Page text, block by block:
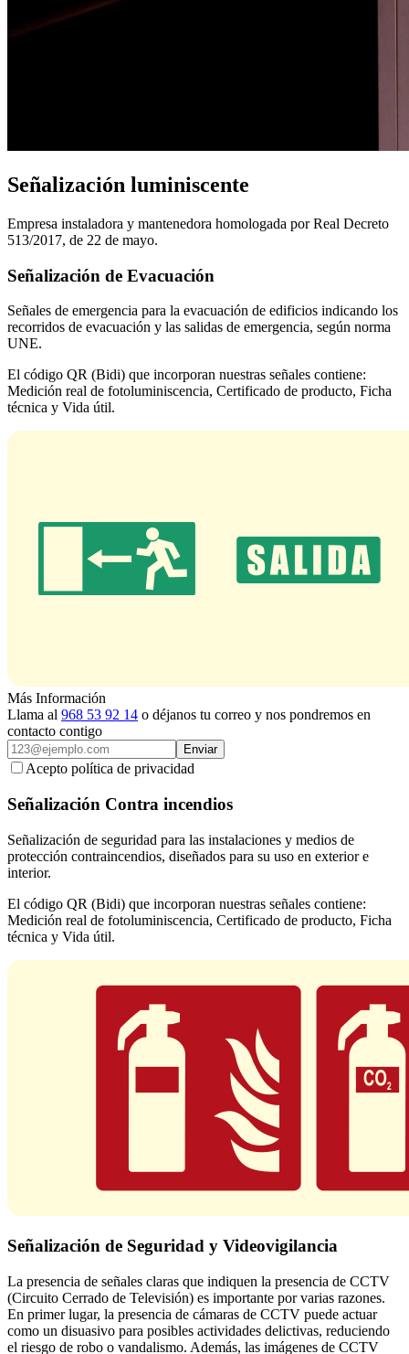
Señalización luminiscente
Empresa instaladora y mantenedora homologada por Real Decreto
513/2017, de 22 de mayo.
Señalización de Evacuación
Señales de emergencia para la evacuación de edificios indicando los
recorridos de evacuación y las salidas de emergencia, según norma
UNE.
El código QR (Bidi) que incorporan nuestras señales contiene:
Medición real de fotoluminiscencia, Certificado de producto, Ficha
técnica y Vida útil.
Más Información
Llama al 968 53 92 14 o déjanos tu correo y nos pondremos en
contacto contigo
Enviar
Acepto política de privacidad
Señalización Contra incendios
Señalización de seguridad para las instalaciones y medios de
protección contraincendios, diseñados para su uso en exterior e
interior.
El código QR (Bidi) que incorporan nuestras señales contiene:
Medición real de fotoluminiscencia, Certificado de producto, Ficha
técnica y Vida útil.
Señalización de Seguridad y Videovigilancia
La presencia de señales claras que indiquen la presencia de CCTV
(Circuito Cerrado de Televisión) es importante por varias razones.
En primer lugar, la presencia de cámaras de CCTV puede actuar
como un disuasivo para posibles actividades delictivas, reduciendo
el riesgo de robo o vandalismo. Además, las imágenes de CCTV